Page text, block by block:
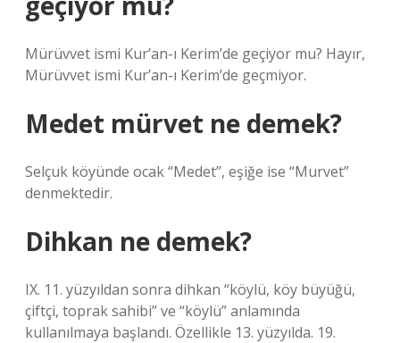
Mürüvvet ismi Kur’an-ı Kerim’de geçiyor mu? Hayır,
Mürüvvet ismi Kur’an-ı Kerim’de geçmiyor.
Medet mürvet ne demek?
Selçuk köyünde ocak “Medet”, eşiğe ise “Murvet”
denmektedir.
Dihkan ne demek?
IX. 11. yüzyıldan sonra dihkan “köylü, köy büyüğü,
çiftçi, toprak sahibi” ve “köylü” anlamında
kullanılmaya başlandı. Özellikle 13. yüzyılda. 19.